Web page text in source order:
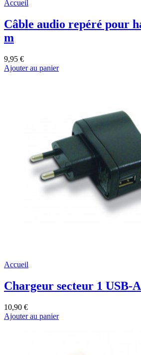
Accueil
Câble audio repéré pour
m
9,95 €
Ajouter au panier
Accueil
Chargeur secteur 1 USB-
10,90 €
Ajouter au panier